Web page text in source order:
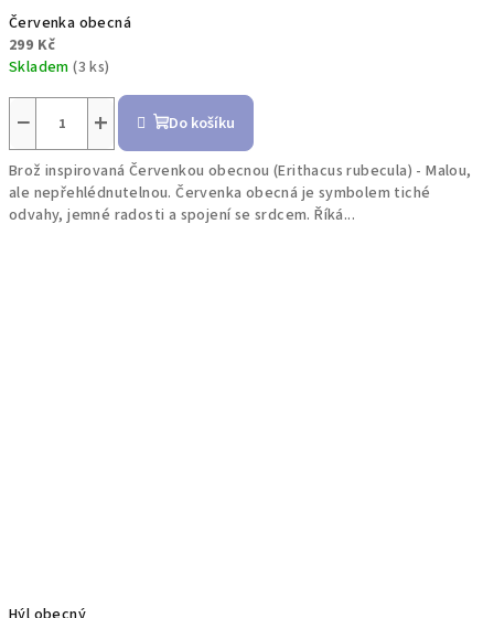
Červenka obecná
299 Kč
Skladem(3 ks)
+
− Do košíku
Brož inspirovaná Červenkou obecnou (Erithacus rubecula) - Malou,
ale nepřehlédnutelnou. Červenka obecná je symbolem tiché
odvahy, jemné radosti a spojení se srdcem. Říká...